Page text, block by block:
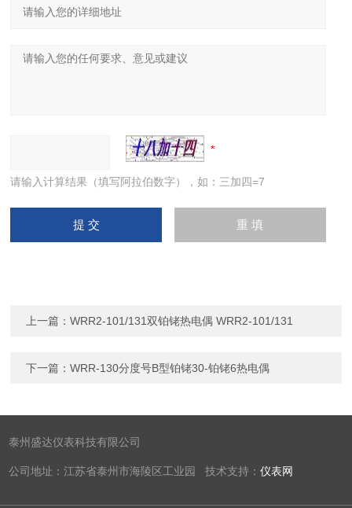
请输入计算结果（填写阿拉伯数字），如：三加四=7
上一篇：WRR2-101/131双铂铑热电偶 WRR2-101/131
下一篇：WRR-130分度号B型铂铑30-铂铑6热电偶
泰州盛达仪表科技有限公司
公司地址：江苏省泰州市海陵区工业园 技术支持：仪表网